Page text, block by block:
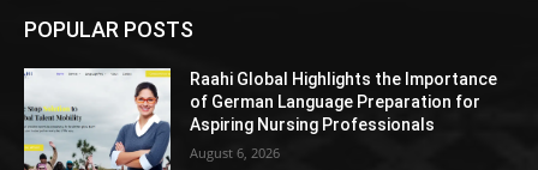
POPULAR POSTS
Raahi Global Highlights the Importance
of German Language Preparation for
Aspiring Nursing Professionals
August 6, 2026